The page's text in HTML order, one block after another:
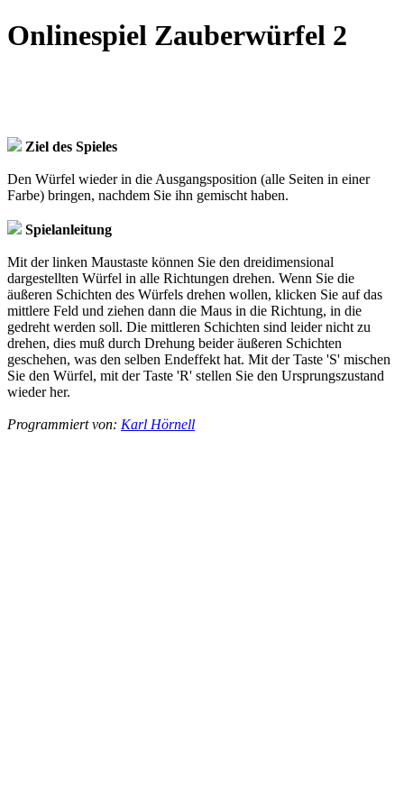
Onlinespiel Zauberwürfel 2
Ziel des Spieles
Den Würfel wieder in die Ausgangsposition (alle Seiten in einer
Farbe) bringen, nachdem Sie ihn gemischt haben.
Spielanleitung
Mit der linken Maustaste können Sie den dreidimensional
dargestellten Würfel in alle Richtungen drehen. Wenn Sie die
äußeren Schichten des Würfels drehen wollen, klicken Sie auf das
mittlere Feld und ziehen dann die Maus in die Richtung, in die
gedreht werden soll. Die mittleren Schichten sind leider nicht zu
drehen, dies muß durch Drehung beider äußeren Schichten
geschehen, was den selben Endeffekt hat. Mit der Taste 'S' mischen
Sie den Würfel, mit der Taste 'R' stellen Sie den Ursprungszustand
wieder her.
Programmiert von: Karl Hörnell